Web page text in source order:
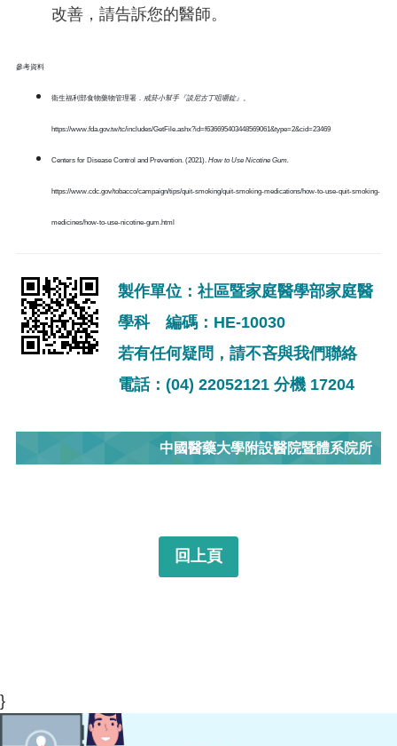
改善，請告訴您的醫師。
參考資料
衛生福利部食物藥物管理署． 戒菸小幫手『談尼古丁咀嚼錠』 。
https://www.fda.gov.tw/tc/includes/GetFile.ashx?id=f636695403448569061&type=2&cid=23469
Centers for Disease Control and Prevention. (2021). How to Use Nicotine Gum.
https://www.cdc.gov/tobacco/campaign/tips/quit-smoking/quit-smoking-medications/how-to-use-quit-smoking-
medicines/how-to-use-nicotine-gum.html
製作單位：社區暨家庭醫學部家庭醫
學科 編碼：HE-10030
若有任何疑問，請不吝與我們聯絡
電話：(04) 22052121 分機 17204
中國醫藥大學附設醫院暨體系院所
回上頁
}